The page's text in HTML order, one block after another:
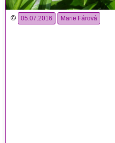
© 05.07.2016 Marie Fárová